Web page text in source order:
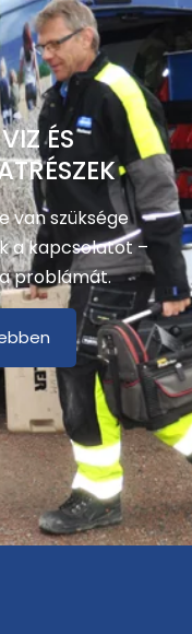
ÉS
van szüksége
a kapcsolatot –
problámát.